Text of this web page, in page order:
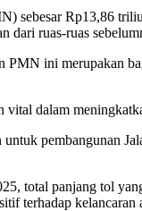
sebesar Rp13,86
dari ruas-ruas
ini merupakan
dalam
pembangunan
total panjang tol
terhadap